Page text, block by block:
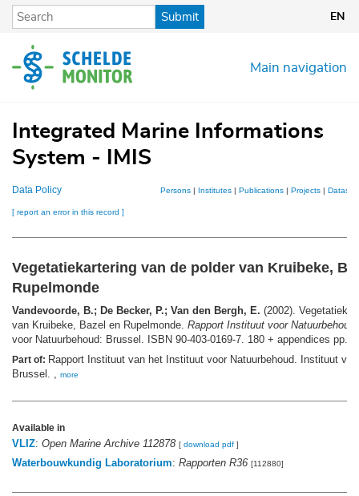
Skip
content
Submit EN
Main navigation
Integrated Marine Informations
System - IMIS
Data Policy Persons | Institutes | Publications | Projects |
[ report an error in this record ]
Vegetatiekartering van de polder van Kruibeke,
Rupelmonde
Vandevoorde, B.; De Becker, P.; Van den Bergh, E. (2002).
van Kruibeke, Bazel en Rupelmonde. Rapport Instituut voor Natuurbehoud
voor Natuurbehoud: Brussel. ISBN 90-403-0169-7. 180 + appendices pp.
Part of: Rapport Instituut van het Instituut voor Natuurbehoud. Instituut
Brussel. , more
Available in
VLIZ: Open Marine Archive 112878 [ download pdf ]
Waterbouwkundig Laboratorium: Rapporten R36 [112880]